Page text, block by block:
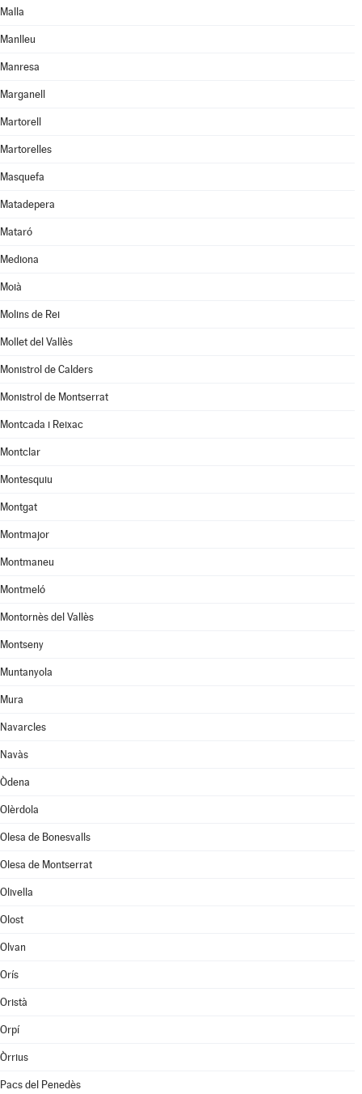
Malla
Manlleu
Manresa
Marganell
Martorell
Martorelles
Masquefa
Matadepera
Mataró
Mediona
Moià
Molins de Rei
Mollet del Vallès
Monistrol de Calders
Monistrol de Montserrat
Montcada i Reixac
Montclar
Montesquiu
Montgat
Montmajor
Montmaneu
Montmeló
Montornès del Vallès
Montseny
Muntanyola
Mura
Navarcles
Navàs
Òdena
Olèrdola
Olesa de Bonesvalls
Olesa de Montserrat
Olivella
Olost
Olvan
Orís
Oristà
Orpí
Òrrius
Pacs del Penedès